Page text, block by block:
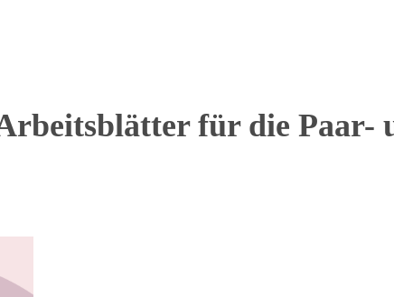
für die Paar-